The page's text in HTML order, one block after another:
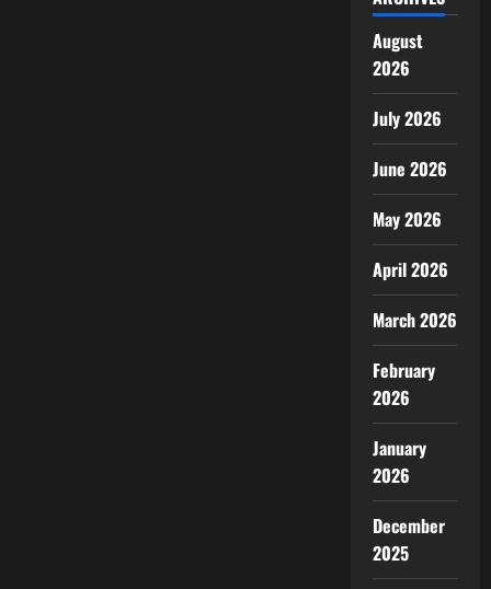
August
2026
July 2026
June 2026
May 2026
April 2026
March 2026
February
2026
January
2026
December
2025